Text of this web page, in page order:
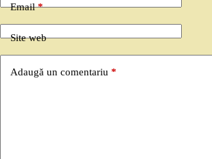
Email*
Site web
Adaugă un comentariu *